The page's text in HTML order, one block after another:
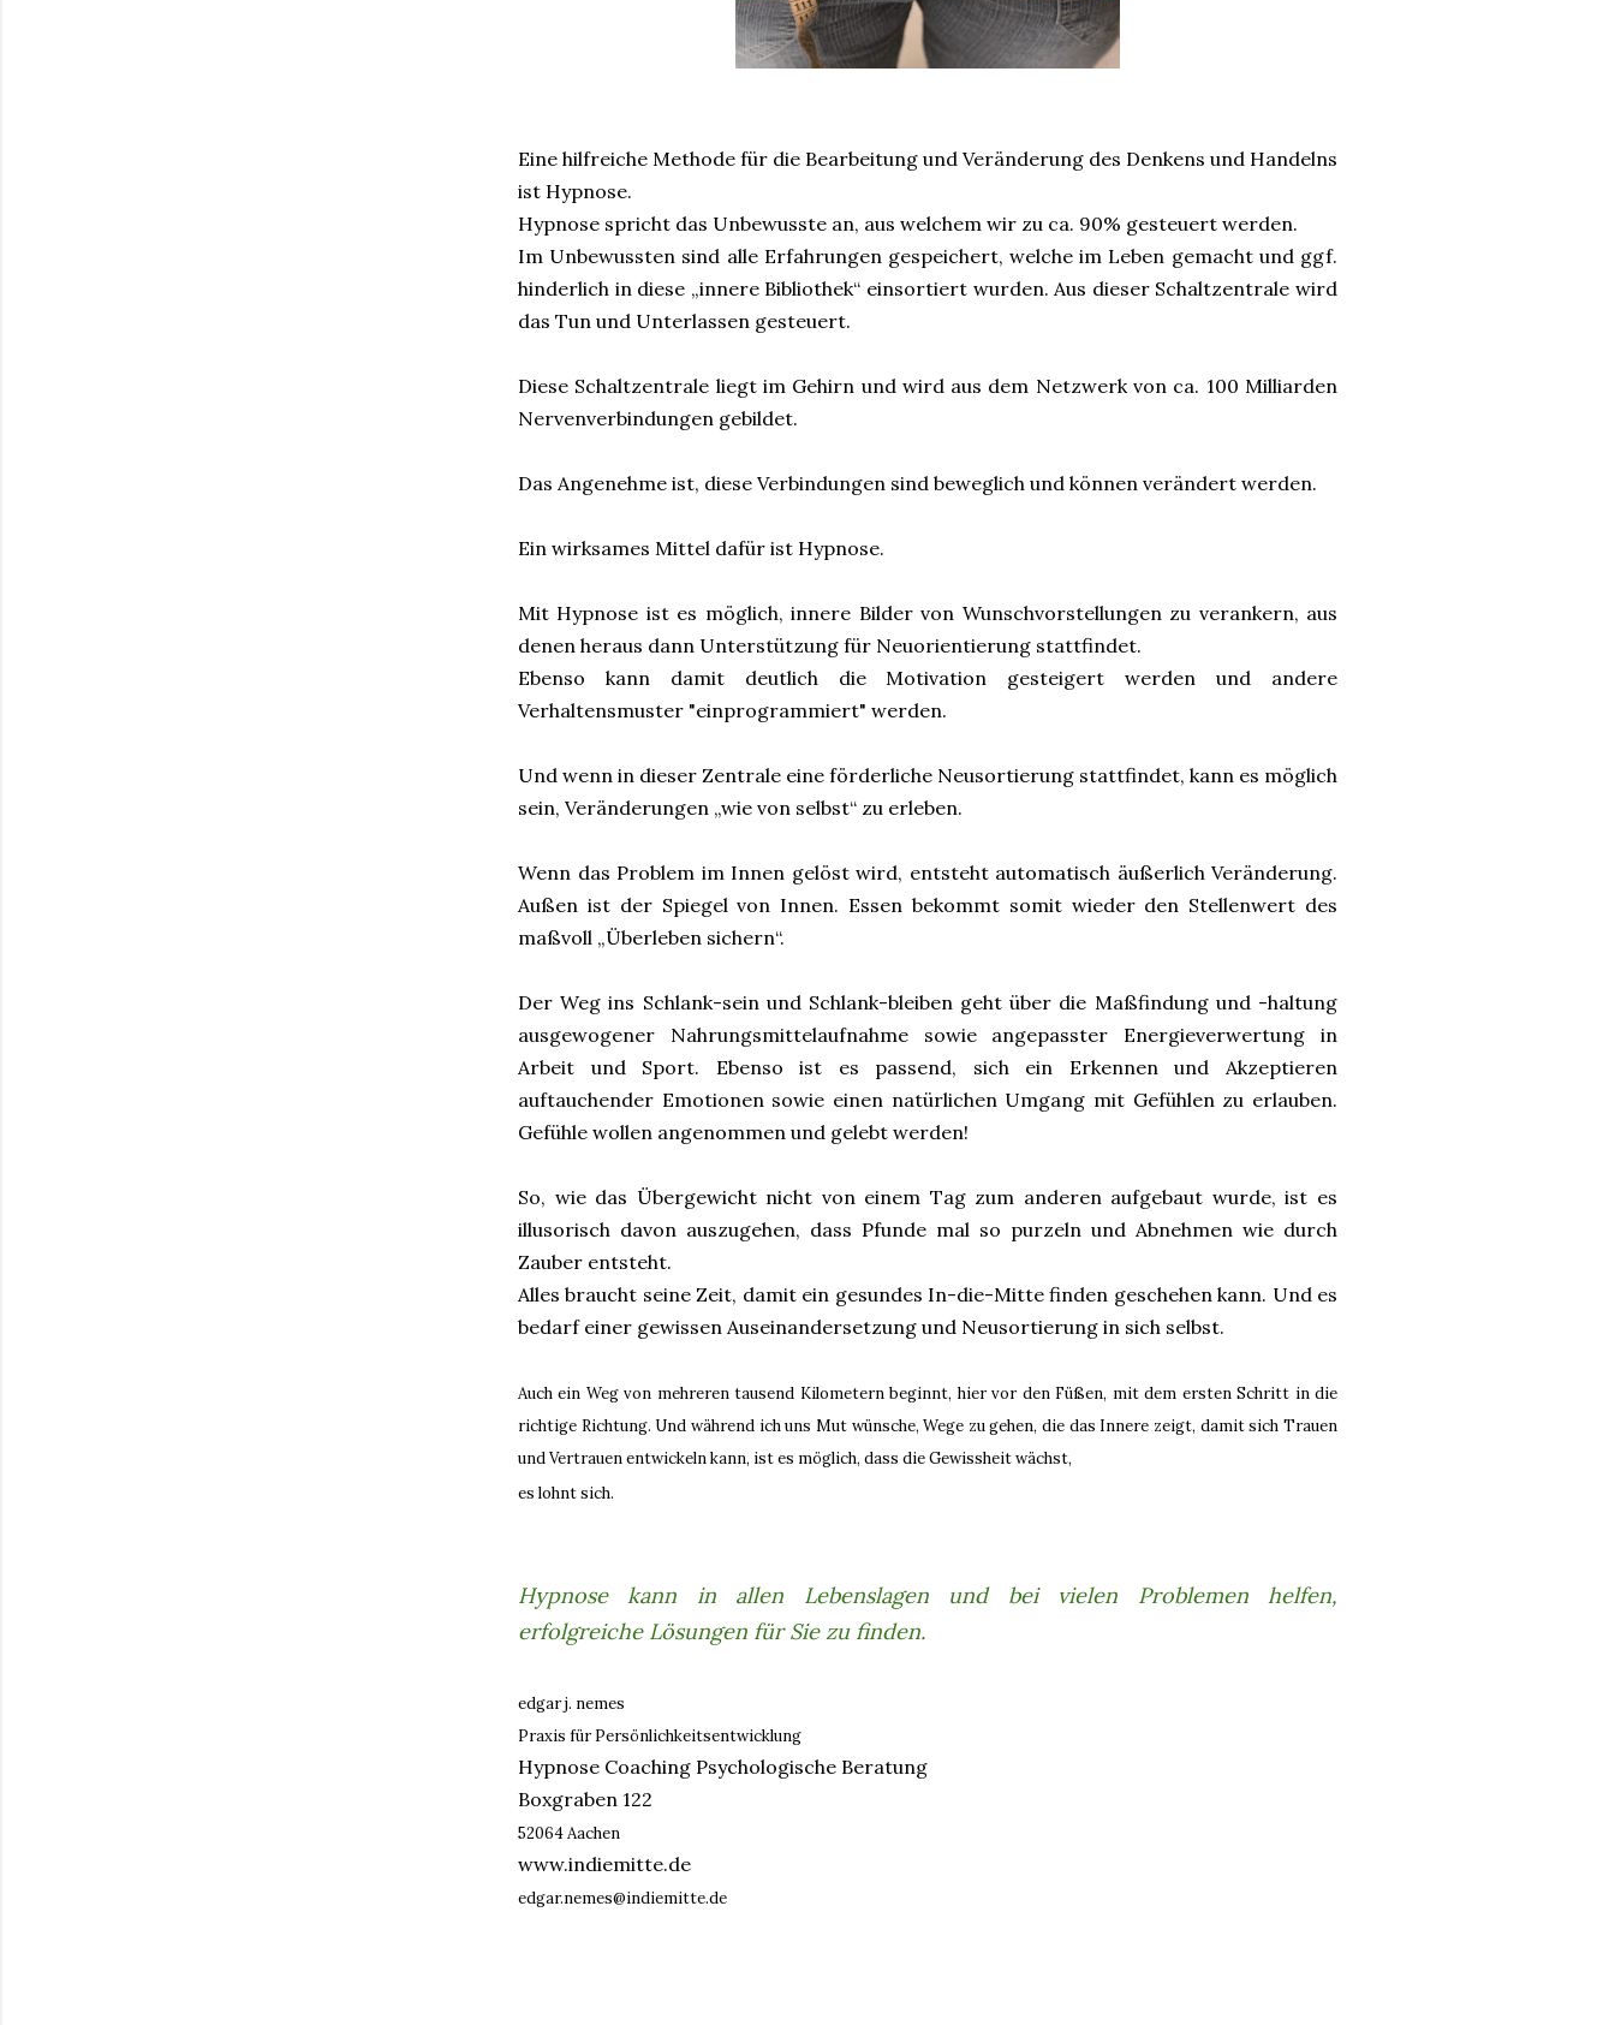
Eine hilfreiche Methode für die Bearbeitung und Veränderung des Denkens und Handelns
ist Hypnose.
Hypnose spricht das Unbewusste an, aus welchem wir zu ca. 90% gesteuert werden.
Im Unbewussten sind alle Erfahrungen gespeichert, welche im Leben gemacht und ggf.
hinderlich in diese „innere Bibliothek“ einsortiert wurden. Aus dieser Schaltzentrale wird
das Tun und Unterlassen gesteuert.
Diese Schaltzentrale liegt im Gehirn und wird aus dem Netzwerk von ca. 100 Milliarden
Nervenverbindungen gebildet.
Das Angenehme ist, diese Verbindungen sind beweglich und können verändert werden.
Ein wirksames Mittel dafür ist Hypnose.
Mit Hypnose ist es möglich, innere Bilder von Wunschvorstellungen zu verankern, aus
denen heraus dann Unterstützung für Neuorientierung stattfindet.
Ebenso kann damit deutlich die Motivation gesteigert werden und andere
Verhaltensmuster "einprogrammiert" werden.
Und wenn in dieser Zentrale eine förderliche Neusortierung stattfindet, kann es möglich
sein, Veränderungen „wie von selbst“ zu erleben.
Wenn das Problem im Innen gelöst wird, entsteht automatisch äußerlich Veränderung.
Außen ist der Spiegel von Innen. Essen bekommt somit wieder den Stellenwert des
maßvoll „Überleben sichern“.
Der Weg ins Schlank-sein und Schlank-bleiben geht über die Maßfindung und -haltung
ausgewogener Nahrungsmittelaufnahme sowie angepasster Energieverwertung in
Arbeit und Sport. Ebenso ist es passend, sich ein Erkennen und Akzeptieren
auftauchender Emotionen sowie einen natürlichen Umgang mit Gefühlen zu erlauben.
Gefühle wollen angenommen und gelebt werden!
So, wie das Übergewicht nicht von einem Tag zum anderen aufgebaut wurde, ist es
illusorisch davon auszugehen, dass Pfunde mal so purzeln und Abnehmen wie durch
Zauber entsteht.
Alles braucht seine Zeit, damit ein gesundes In-die-Mitte finden geschehen kann. Und es
bedarf einer gewissen Auseinandersetzung und Neusortierung in sich selbst.
Auch ein Weg von mehreren tausend Kilometern beginnt, hier vor den Füßen, mit dem ersten Schritt in die
richtige Richtung. Und während ich uns Mut wünsche, Wege zu gehen, die das Innere zeigt, damit sich Trauen
und Vertrauen entwickeln kann, ist es möglich, dass die Gewissheit wächst,
es lohnt sich.
Hypnose kann in allen Lebenslagen und bei vielen Problemen helfen,
erfolgreiche Lösungen für Sie zu finden.
edgar j. nemes
Praxis für Persönlichkeitsentwicklung
Hypnose Coaching Psychologische Beratung
Boxgraben 122
52064 Aachen
www.indiemitte.de
edgar.nemes@indiemitte.de